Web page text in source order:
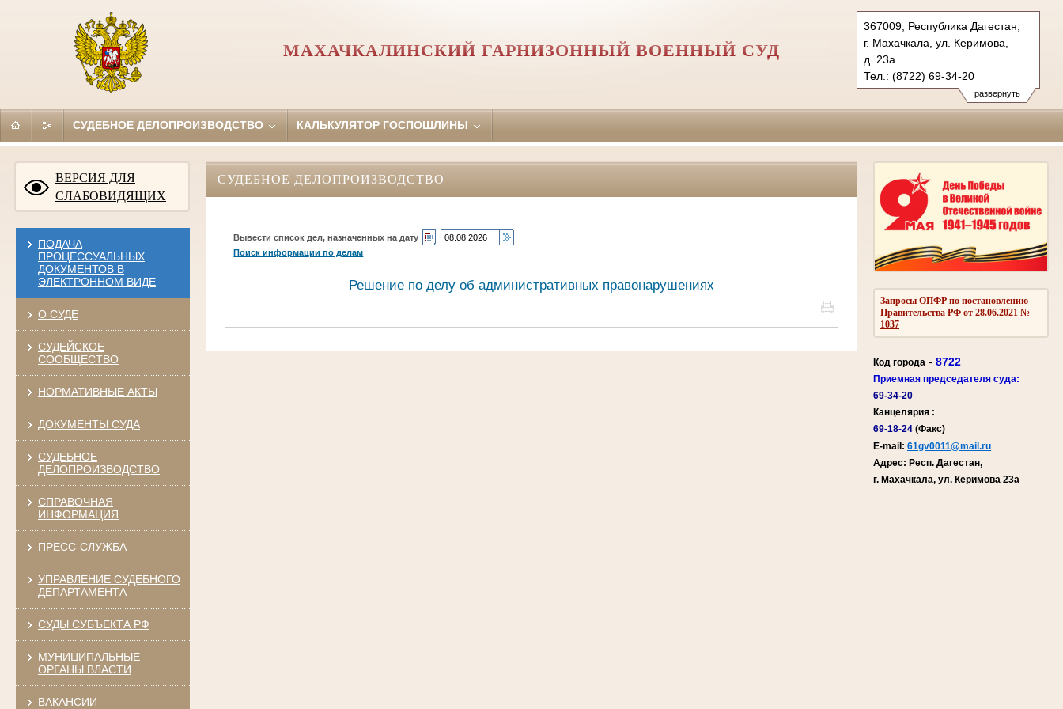
развернуть
367009, Республика Дагестан,
г. Махачкала, ул. Керимова,
д. 23а
Тел.: (8722) 69-34-20
mgvs.dag@sudrf.ru
МАХАЧКАЛИНСКИЙ ГАРНИЗОННЫЙ ВОЕННЫЙ СУД
СУДЕБНОЕ ДЕЛОПРОИЗВОДСТВО КАЛЬКУЛЯТОР ГОСПОШЛИНЫ
ВЕРСИЯ ДЛЯ
СЛАБОВИДЯЩИХ
ПОДАЧА
ПРОЦЕССУАЛЬНЫХ
ДОКУМЕНТОВ В
ЭЛЕКТРОННОМ ВИДЕ
О СУДЕ
СУДЕЙСКОЕ
СООБЩЕСТВО
НОРМАТИВНЫЕ АКТЫ
ДОКУМЕНТЫ СУДА
СУДЕБНОЕ
ДЕЛОПРОИЗВОДСТВО
СПРАВОЧНАЯ
ИНФОРМАЦИЯ
ПРЕСС-СЛУЖБА
УПРАВЛЕНИЕ СУДЕБНОГО
ДЕПАРТАМЕНТА
СУДЫ СУБЪЕКТА РФ
МУНИЦИПАЛЬНЫЕ
ОРГАНЫ ВЛАСТИ
ВАКАНСИИ
Запросы ОПФР по постановлению
Правительства РФ от 28.06.2021 №
1037
Код города - 8722
Приемная председателя суда:
69-34-20
Канцелярия :
69-18-24 (Факс)
E-mail: 61gv0011@mail.ru
Адрес: Респ. Дагестан,
г. Махачкала, ул. Керимова 23а
СУДЕБНОЕ ДЕЛОПРОИЗВОДСТВО
Вывести список дел, назначенных на дату
Поиск информации по делам
Решение по делу об административных правонарушениях